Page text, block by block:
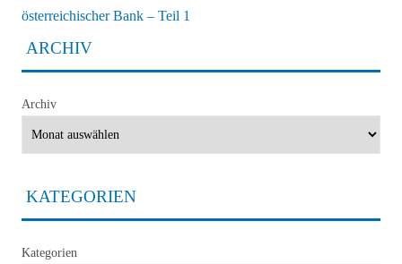
österreichischer Bank – Teil 1
ARCHIV
Archiv
KATEGORIEN
Kategorien